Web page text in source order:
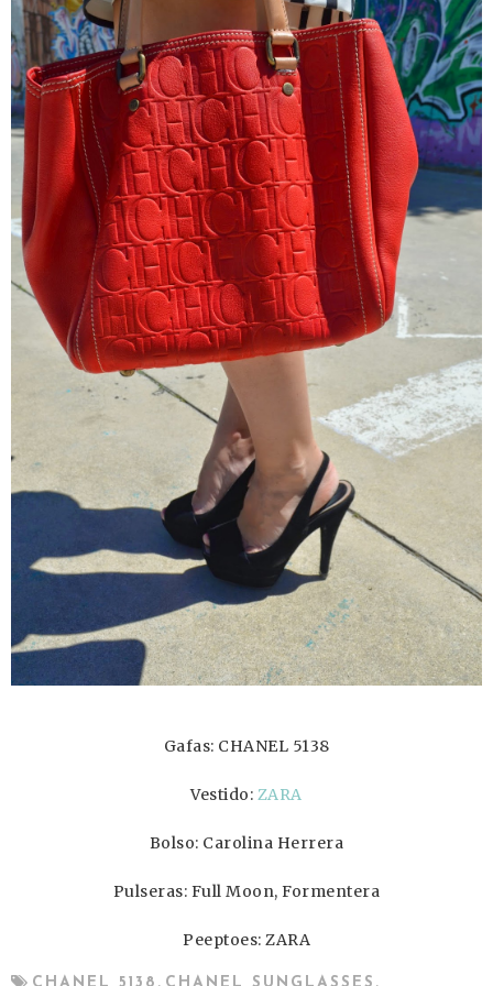
Gafas: CHANEL 5138
Vestido: ZARA
Bolso: Carolina Herrera
Pulseras: Full Moon, Formentera
Peeptoes: ZARA
, ,